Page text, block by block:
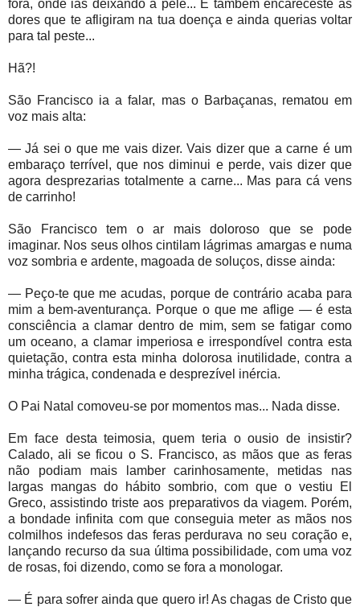
fora, onde ias deixando a pele... E também encareceste as
dores que te afligiram na tua doença e ainda querias voltar
para tal peste...
Hã?!
São Francisco ia a falar, mas o Barbaçanas, rematou em
voz mais alta:
— Já sei o que me vais dizer. Vais dizer que a carne é um
embaraço terrível, que nos diminui e perde, vais dizer que
agora desprezarias totalmente a carne... Mas para cá vens
de carrinho!
São Francisco tem o ar mais doloroso que se pode
imaginar. Nos seus olhos cintilam lágrimas amargas e numa
voz sombria e ardente, magoada de soluços, disse ainda:
— Peço-te que me acudas, porque de contrário acaba para
mim a bem-aventurança. Porque o que me aflige — é esta
consciência a clamar dentro de mim, sem se fatigar como
um oceano, a clamar imperiosa e irrespondível contra esta
quietação, contra esta minha dolorosa inutilidade, contra a
minha trágica, condenada e desprezível inércia.
O Pai Natal comoveu-se por momentos mas... Nada disse.
Em face desta teimosia, quem teria o ousio de insistir?
Calado, ali se ficou o S. Francisco, as mãos que as feras
não podiam mais lamber carinhosamente, metidas nas
largas mangas do hábito sombrio, com que o vestiu El
Greco, assistindo triste aos preparativos da viagem. Porém,
a bondade infinita com que conseguia meter as mãos nos
colmilhos indefesos das feras perdurava no seu coração e,
lançando recurso da sua última possibilidade, com uma voz
de rosas, foi dizendo, como se fora a monologar.
— É para sofrer ainda que quero ir! As chagas de Cristo que